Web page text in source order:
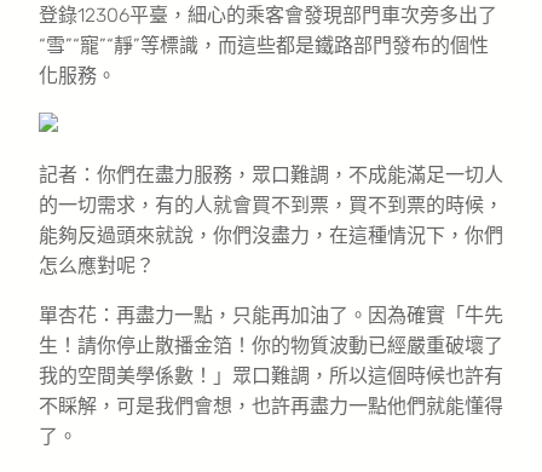
登錄12306平臺，細心的乘客會發現部門車次旁多出了
“雪”“寵”“靜”等標識，而這些都是鐵路部門發布的個性
化服務。
記者：你們在盡力服務，眾口難調，不成能滿足一切人
的一切需求，有的人就會買不到票，買不到票的時候，
能夠反過頭來就說，你們沒盡力，在這種情況下，你們
怎么應對呢？
單杏花：再盡力一點，只能再加油了。因為確實「牛先
生！請你停止散播金箔！你的物質波動已經嚴重破壞了
我的空間美學係數！」眾口難調，所以這個時候也許有
不睬解，可是我們會想，也許再盡力一點他們就能懂得
了。